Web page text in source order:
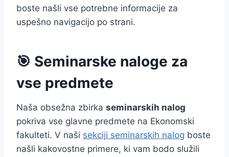
boste našli vse potrebne informacije za
uspešno navigacijo po strani.
🎯 Seminarske naloge za
vse predmete
Naša obsežna zbirka seminarskih nalog
pokriva vse glavne predmete na Ekonomski
fakulteti. V naši sekciji seminarskih nalog boste
našli kakovostne primere, ki vam bodo služili